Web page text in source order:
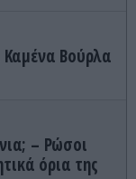
Βούρλα
– Ρώσοι
όρια της